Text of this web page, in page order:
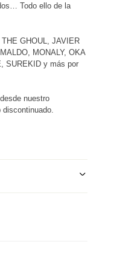
Todo ello de la
GHOUL, JAVIER
MONALY, OKA
SUREKID y más por
nuestro